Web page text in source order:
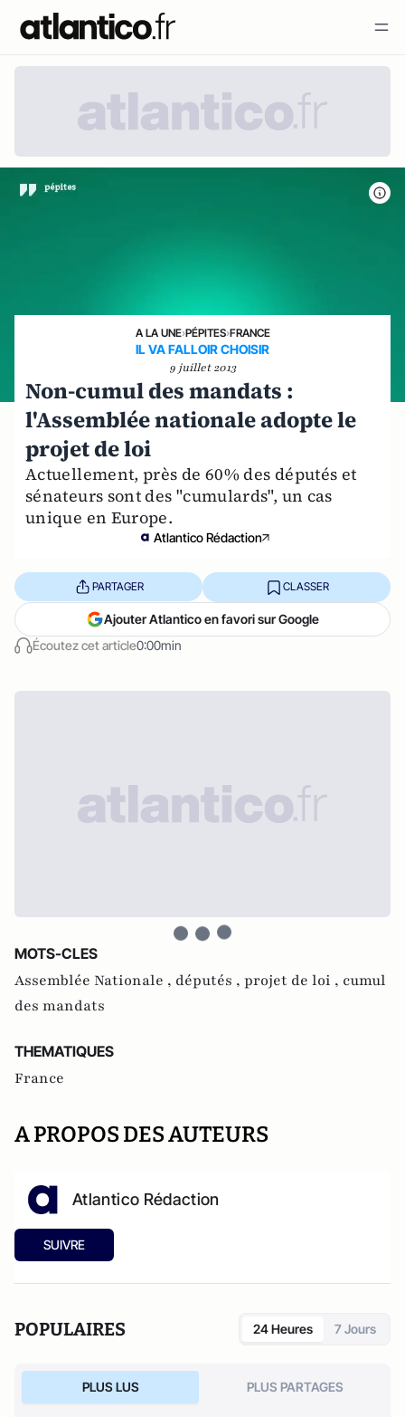
A LA UNE›PÉPITES›FRANCE
IL VA FALLOIR CHOISIR
9 juillet 2013
Non-cumul des mandats :
l'Assemblée nationale adopte le
projet de loi
Actuellement, près de 60% des députés et
sénateurs sont des "cumulards", un cas
unique en Europe.
Atlantico Rédaction
Écoutez cet article0:00min
PARTAGER CLASSER
Ajouter Atlantico en favori sur Google
MOTS-CLES
Assemblée Nationale , députés , projet de loi , cumul
des mandats
THEMATIQUES
France
A PROPOS DES AUTEURS
Atlantico Rédaction
SUIVRE
POPULAIRES 24 Heures 7 Jours
PLUS LUS PLUS PARTAGES